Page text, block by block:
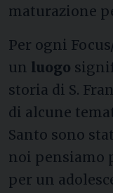
maturazione
Per ogni
un luogo
storia di S.
di alcune
Santo sono
noi pensiamo
per un